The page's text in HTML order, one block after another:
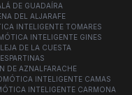
DE GUADAÍRA
DEL ALJARAFE
INTELIGENTE TOMARES
INTELIGENTE GINES
DE LA CUESTA
DE AZNALFARACHE
INTELIGENTE CAMAS
INTELIGENTE CARMONA